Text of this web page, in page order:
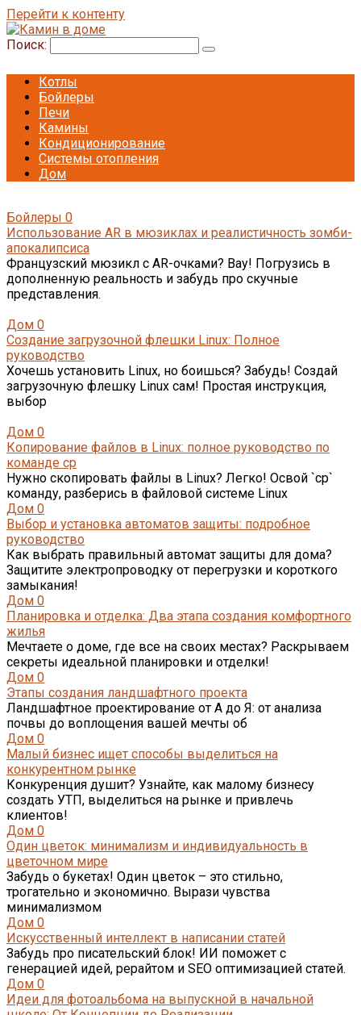
Перейти к контенту
Поиск:
Котлы
Бойлеры
Печи
Камины
Кондиционирование
Системы отопления
Дом
Бойлеры 0
Использование AR в мюзиклах и реалистичность зомби-
апокалипсиса
Французский мюзикл с AR-очками? Вау! Погрузись в
дополненную реальность и забудь про скучные
представления.
Дом 0
Создание загрузочной флешки Linux: Полное
руководство
Хочешь установить Linux, но боишься? Забудь! Создай
загрузочную флешку Linux сам! Простая инструкция,
выбор
Дом 0
Копирование файлов в Linux: полное руководство по
команде cp
Нужно скопировать файлы в Linux? Легко! Освой `cp`
команду, разберись в файловой системе Linux
Дом 0
Выбор и установка автоматов защиты: подробное
руководство
Как выбрать правильный автомат защиты для дома?
Защитите электропроводку от перегрузки и короткого
замыкания!
Дом 0
Планировка и отделка: Два этапа создания комфортного
жилья
Мечтаете о доме, где все на своих местах? Раскрываем
секреты идеальной планировки и отделки!
Дом 0
Этапы создания ландшафтного проекта
Ландшафтное проектирование от А до Я: от анализа
почвы до воплощения вашей мечты об
Дом 0
Малый бизнес ищет способы выделиться на
конкурентном рынке
Конкуренция душит? Узнайте, как малому бизнесу
создать УТП, выделиться на рынке и привлечь
клиентов!
Дом 0
Один цветок: минимализм и индивидуальность в
цветочном мире
Забудь о букетах! Один цветок – это стильно,
трогательно и экономично. Вырази чувства
минимализмом
Дом 0
Искусственный интеллект в написании статей
Забудь про писательский блок! ИИ поможет с
генерацией идей, рерайтом и SEO оптимизацией статей.
Дом 0
Идеи для фотоальбома на выпускной в начальной